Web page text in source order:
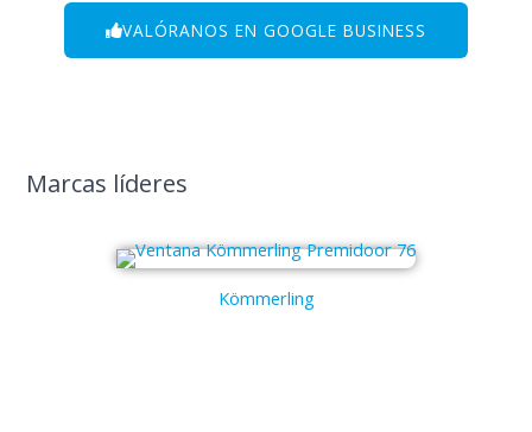
VALÓRANOS EN GOOGLE BUSINESS
Marcas líderes
Kömmerling